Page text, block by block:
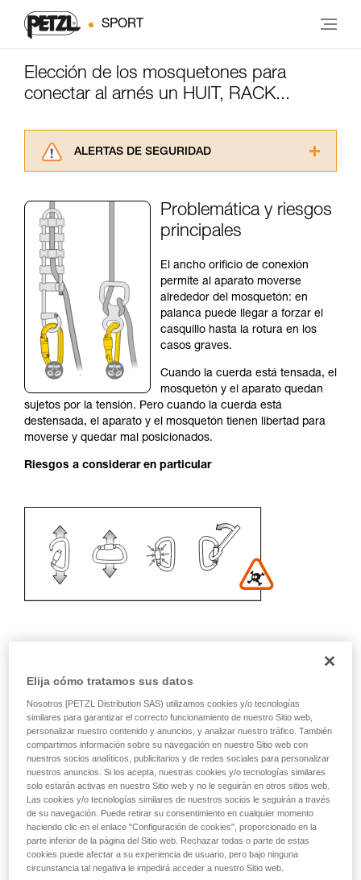
SPORT
Elección de los mosquetones para
conectar al arnés un HUIT, RACK...
ALERTAS DE SEGURIDAD
consultarlo. Usted debe comprender la
información de la ficha técnica para poder
Dominar estas técnicas requiere una formación
y un entrenamiento específico. Confirme a
través de un profesional su capacidad para
ejecutar estas técnicas, solo y con total
seguridad, antes de ejecutarlas de forma
autónoma.
Damos ejemplos de técnicas relacionadas con
su actividad. Pueden existir otras que no
describimos aquí.
Problemática y riesgos
principales
El ancho orificio de conexión
permite al aparato moverse
alrededor del mosquetón: en
palanca puede llegar a forzar el
casquillo hasta la rotura en los
casos graves.
Cuando la cuerda está tensada, el
mosquetón y el aparato quedan
sujetos por la tensión. Pero cuando la cuerda está
destensada, el aparato y el mosquetón tienen libertad para
moverse y quedar mal posicionados.
Riesgos a considerar en particular
Recomendación del mosquetón y
accesorios
- Utilice un mosquetón en forma de D.
- Escoja el tipo de bloqueo según su preferencia.
Elija cómo tratamos sus datos
Nosotros [PETZL Distribution SAS) utilizamos cookies y/o tecnologías
similares para garantizar el correcto funcionamiento de nuestro Sitio web,
personalizar nuestro contenido y anuncios, y analizar nuestro tráfico. También
compartimos información sobre su navegación en nuestro Sitio web con
nuestros socios analíticos, publicitarios y de redes sociales para personalizar
nuestros anuncios. Si los acepta, nuestras cookies y/o tecnologías similares
solo estarán activas en nuestro Sitio web y no le seguirán en otros sitios web.
Las cookies y/o tecnologías similares de nuestros socios le seguirán a través
de su navegación. Puede retirar su consentimiento en cualquier momento
haciendo clic en el enlace "Configuración de cookies", proporcionado en la
parte inferior de la página del Sitio web. Rechazar todas o parte de estas
cookies puede afectar a su experiencia de usuario, pero bajo ninguna
circunstancia tal negativa le impedirá acceder a nuestro Sitio web.